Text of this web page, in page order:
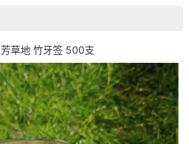
芳草地 竹牙签 500支